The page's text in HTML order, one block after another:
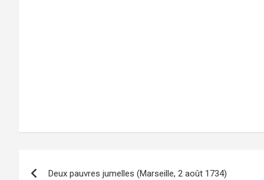
Navigation
Deux pauvres jumelles (Marseille, 2 août 1734)